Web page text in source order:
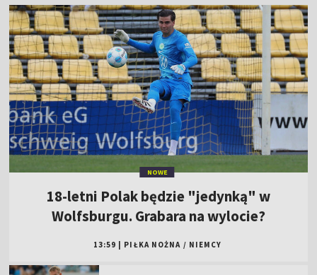
NOWE
18-letni Polak będzie "jedynką" w
Wolfsburgu. Grabara na wylocie?
13:59 PIŁKA NOŻNA / NIEMCY